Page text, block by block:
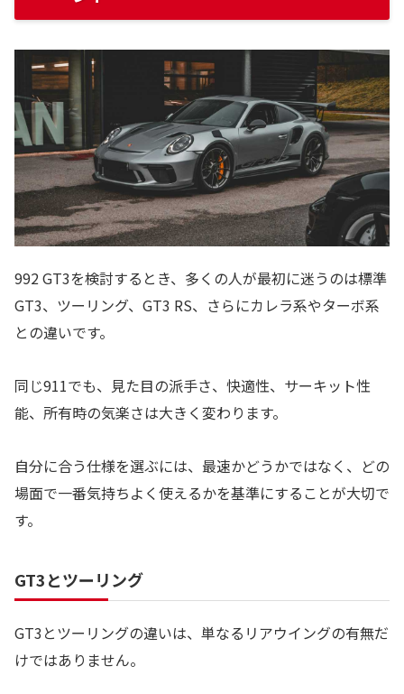
992 GT3を検討するとき、多くの人が最初に迷うのは標準
GT3、ツーリング、GT3 RS、さらにカレラ系やターボ系
との違いです。
同じ911でも、見た目の派手さ、快適性、サーキット性
能、所有時の気楽さは大きく変わります。
自分に合う仕様を選ぶには、最速かどうかではなく、どの
場面で一番気持ちよく使えるかを基準にすることが大切で
す。
GT3とツーリング
GT3とツーリングの違いは、単なるリアウイングの有無だ
けではありません。